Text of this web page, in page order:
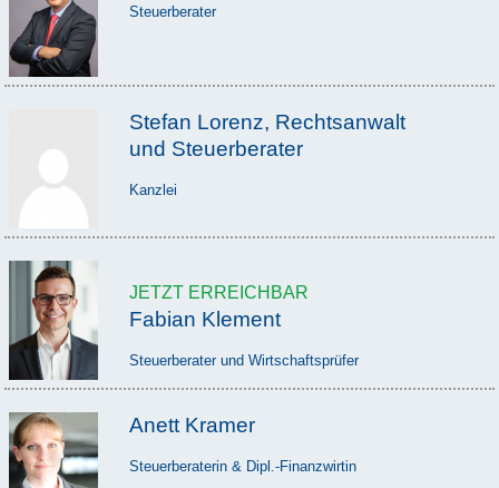
Steuerberater
Stefan Lorenz, Rechtsanwalt
und Steuerberater
Kanzlei
JETZT ERREICHBAR
Fabian Klement
Steuerberater und Wirtschaftsprüfer
Anett Kramer
Steuerberaterin & Dipl.-Finanzwirtin